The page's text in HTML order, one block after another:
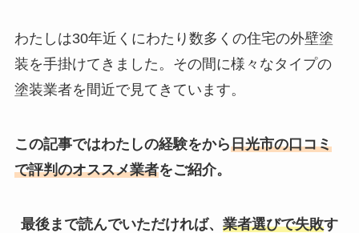
わたしは30年近くにわたり数多くの住宅の外壁塗
装を手掛けてきました。その間に様々なタイプの
塗装業者を間近で見てきています。
この記事ではわたしの経験をから日光市の口コミ
で評判のオススメ業者をご紹介。
最後まで読んでいただければ、 業者選びで失敗す